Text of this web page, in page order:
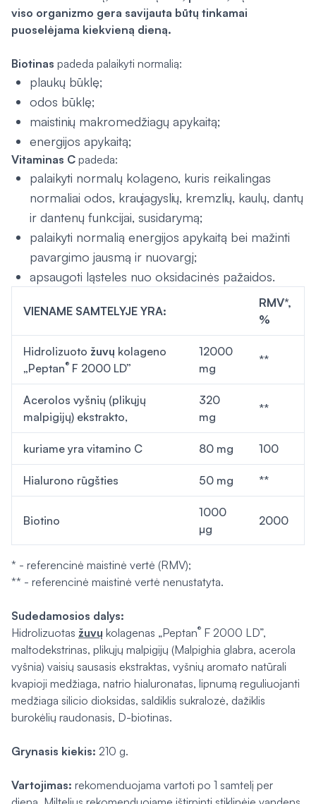
viso organizmo gera savijauta būtų tinkamai
puoselėjama kiekvieną dieną.
Biotinas padeda palaikyti normalią:
plaukų būklę;
odos būklę;
maistinių makromedžiagų apykaitą;
energijos apykaitą;
Vitaminas C padeda:
palaikyti normalų kolageno, kuris reikalingas
normaliai odos, kraujagyslių, kremzlių, kaulų, dantų
ir dantenų funkcijai, susidarymą;
palaikyti normalią energijos apykaitą bei mažinti
pavargimo jausmą ir nuovargį;
apsaugoti ląsteles nuo oksidacinės pažaidos.
VIENAME SAMTELYJE YRA:
RMV*,
%
Hidrolizuoto žuvų kolageno
„Peptan® F 2000 LD”
12000
mg
**
Acerolos vyšnių (plikųjų
malpigijų) ekstrakto,
320
mg
**
kuriame yra vitamino C 80 mg 100
Hialurono rūgšties 50 mg **
Biotino
1000
µg
2000
* - referencinė maistinė vertė (RMV);
** - referencinė maistinė vertė nenustatyta.
Sudedamosios dalys:
Hidrolizuotas žuvų kolagenas „Peptan® F 2000 LD”,
maltodekstrinas, plikųjų malpigijų (Malpighia glabra, acerola
vyšnia) vaisių sausasis ekstraktas, vyšnių aromato natūrali
kvapioji medžiaga, natrio hialuronatas, lipnumą reguliuojanti
medžiaga silicio dioksidas, saldiklis sukralozė, dažiklis
burokėlių raudonasis, D-biotinas.
Grynasis kiekis: 210 g.
Vartojimas: rekomenduojama vartoti po 1 samtelį per